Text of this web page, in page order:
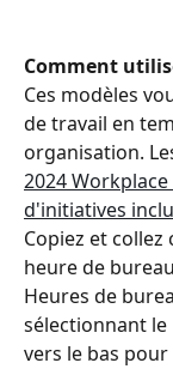
Comment
Ces modèles
de travail en
organisation.
2024
d'initiatives
Copiez et
heure de
Heures de
sélectionnant
vers le bas